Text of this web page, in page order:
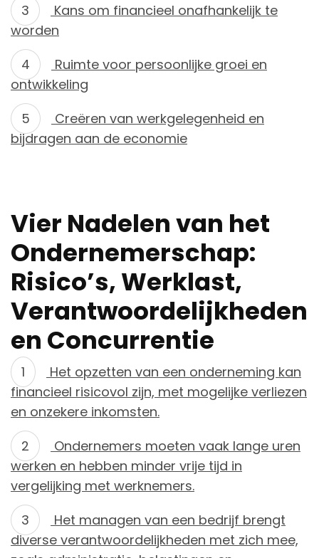
Kans om financieel onafhankelijk te
worden
Ruimte voor persoonlijke groei en
ontwikkeling
Creëren van werkgelegenheid en
bijdragen aan de economie
Vier Nadelen van het
Ondernemerschap:
Risico’s, Werklast,
Verantwoordelijkheden
en Concurrentie
Het opzetten van een onderneming kan
financieel risicovol zijn, met mogelijke verliezen
en onzekere inkomsten.
Ondernemers moeten vaak lange uren
werken en hebben minder vrije tijd in
vergelijking met werknemers.
Het managen van een bedrijf brengt
diverse verantwoordelijkheden met zich mee,